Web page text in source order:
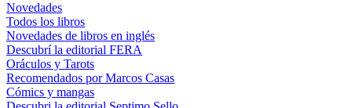
Novedades
Todos los libros
Novedades de libros en inglés
Descubrí la editorial FERA
Oráculos y Tarots
Recomendados por Marcos Casas
Cómics y mangas